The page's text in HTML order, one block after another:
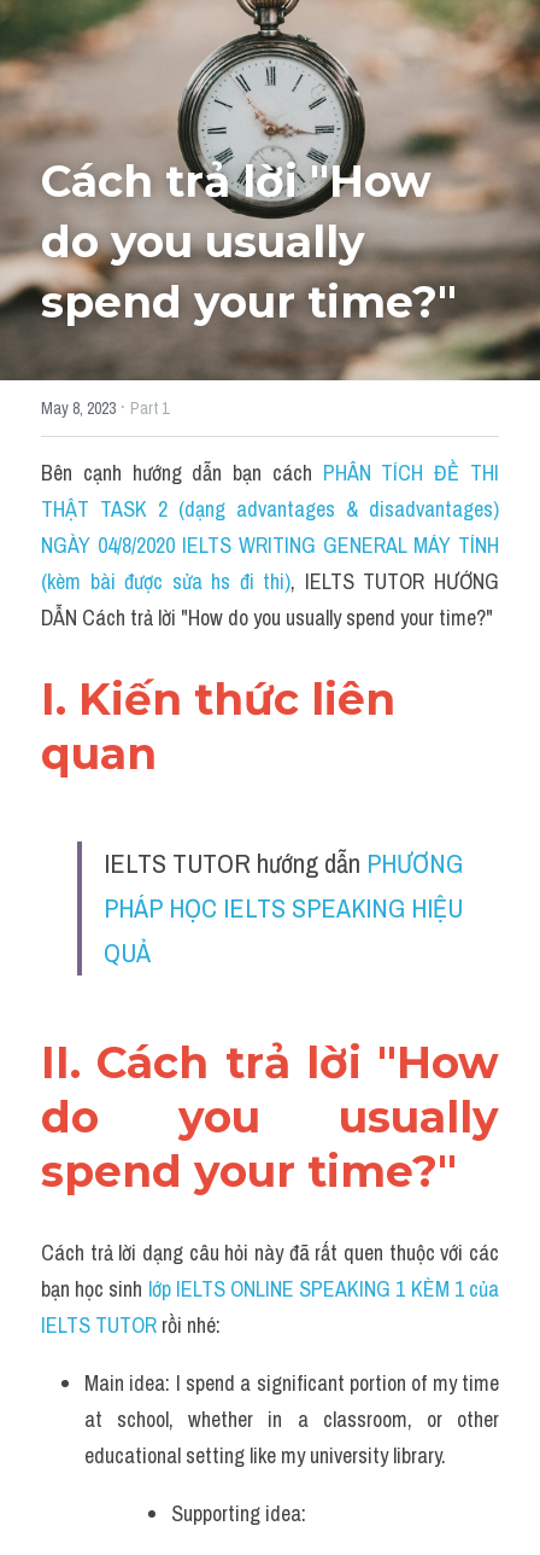
HỌC THỬ
Cách trả lời "How
do you usually
spend your time?"
May 8, 2023 · Part 1
Bên cạnh hướng dẫn bạn cách PHÂN TÍCH ĐỀ THI
THẬT TASK 2 (dạng advantages & disadvantages)
NGÀY 04/8/2020 IELTS WRITING GENERAL MÁY TÍNH
(kèm bài được sửa hs đi thi), IELTS TUTOR HƯỚNG
DẪN Cách trả lời "How do you usually spend your time?"
I. Kiến thức liên
quan
IELTS TUTOR hướng dẫn PHƯƠNG
PHÁP HỌC IELTS SPEAKING HIỆU
QUẢ
II. Cách trả lời "How
do you usually
spend your time?"
Cách trả lời dạng câu hỏi này đã rất quen thuộc với các
bạn học sinh lớp IELTS ONLINE SPEAKING 1 KÈM 1 của
IELTS TUTOR rồi nhé:
Main idea: I spend a significant portion of my time
at school, whether in a classroom, or other
educational setting like my university library.
Supporting idea: